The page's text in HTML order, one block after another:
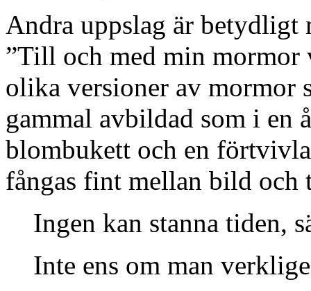
Andra uppslag är betydligt
”Till och med min mormor
olika versioner av mormor
gammal avbildad som i en
blombukett och en
fångas fint mellan bild och
Ingen kan stanna tiden,
Inte ens om man